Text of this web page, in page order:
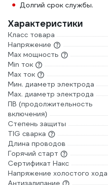
Долгий срок службы.
Характеристики
Класс товара
Напряжение
Max мощность
Min ток
Max ток
Мин. диаметр электрода
Мах. диаметр электрода
ПВ (продолжительность
включения)
Степень защиты
TIG сварка
Длина проводов
Горячий старт
Сертификат Накс
Напряжение холостого хода
Антизалипание